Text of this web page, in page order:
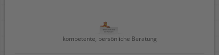
kompetente, persönliche Beratung